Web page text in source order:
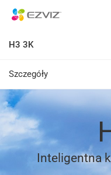
H3 3K
Szczegóły
Inteligentna